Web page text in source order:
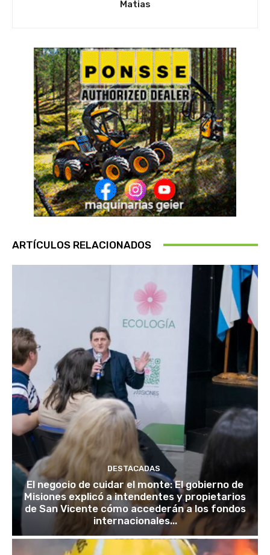
Matias
ARTÍCULOS RELACIONADOS
DESTACADAS
El negocio de cuidar el monte: El gobierno de
Misiones explicó a intendentes y propietarios
de San Vicente cómo accederán a los fondos
internacionales...